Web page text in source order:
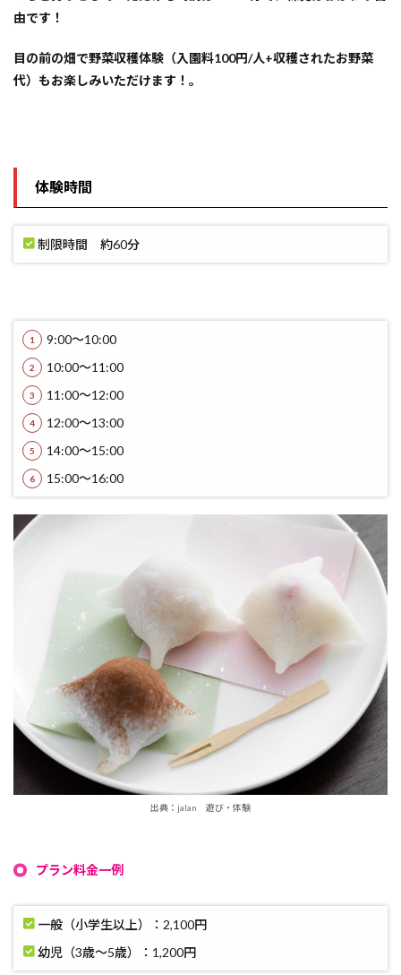
由です！
目の前の畑で野菜収穫体験（入園料100円/人+収穫されたお野菜
代）もお楽しみいただけます！。
体験時間
制限時間 約60分
9:00～10:00
10:00～11:00
11:00～12:00
12:00～13:00
14:00～15:00
15:00～16:00
出典：jalan 遊び・体験
プラン料金一例
一般（小学生以上）：2,100円
幼児（3歳～5歳）：1,200円